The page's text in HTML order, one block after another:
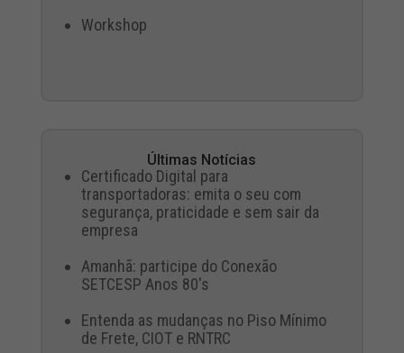
Workshop
Últimas Notícias
Certificado Digital para
transportadoras: emita o seu com
segurança, praticidade e sem sair da
empresa
Amanhã: participe do Conexão
SETCESP Anos 80's
Entenda as mudanças no Piso Mínimo
de Frete, CIOT e RNTRC